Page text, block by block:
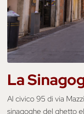
La
Al civico 95 di via
sinagoghe del ghetto